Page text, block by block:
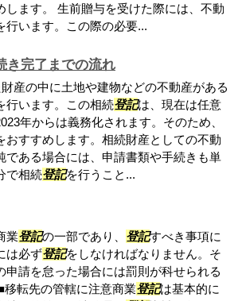
します。 生前贈与を受けた際には、不動
行います。この際の必要...
き完了までの流れ
産の中に土地や建物などの不動産がある
行います。この相続登記は、現在は任意
年からは義務化されます。そのため、
おすすめします。相続財産としての不動
である場合には、申請書類や手続きも単
で相続登記を行うこと...
業登記の一部であり、 登記すべき事項に
は必ず登記をしなければなりません。そ
申請を怠った場合には罰則が科せられる
移転先の管轄に注意商業登記は基本的に